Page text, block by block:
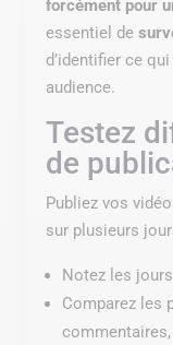
forcément pour
essentiel de
d’identifier ce
audience.
Testez
de
Publiez vos
sur plusieurs
Notez les
Comparez les